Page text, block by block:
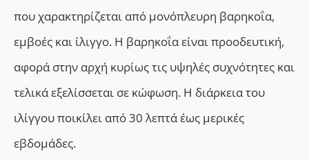
που χαρακτηρίζεται από μονόπλευρη βαρηκοΐα,
εμβοές και ίλιγγο. Η βαρηκοΐα είναι προοδευτική,
αφορά στην αρχή κυρίως τις υψηλές συχνότητες και
τελικά εξελίσσεται σε κώφωση. Η διάρκεια του
ιλίγγου ποικίλει από 30 λεπτά έως μερικές
εβδομάδες.